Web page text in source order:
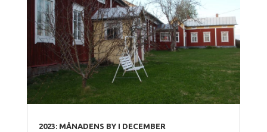
2023: MÅNADENS BY I DECEMBER